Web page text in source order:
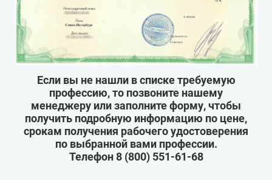
Если вы не нашли в списке требуемую
профессию, то позвоните нашему
менеджеру или заполните форму, чтобы
получить подробную информацию по цене,
срокам получения рабочего удостоверения
по выбранной вами профессии.
Телефон8 (800) 551-61-68